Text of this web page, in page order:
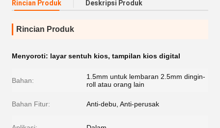
Rincian Produk Deskripsi Produk
Rincian Produk
Menyoroti: layar sentuh kios, tampilan kios digital
Bahan:
1.5mm untuk lembaran 2.5mm dingin-
roll atau orang lain
Bahan Fitur: Anti-debu, Anti-perusak